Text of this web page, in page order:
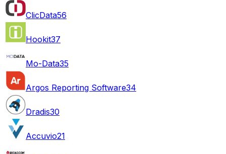
ClicData56
Hookit37
Mo-Data35
Argos Reporting Software34
Dradis30
Accuvio21